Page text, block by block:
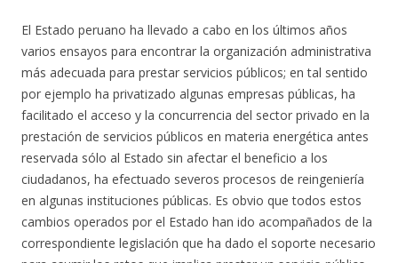
El Estado peruano ha llevado a cabo en los últimos años
varios ensayos para encontrar la organización administrativa
más adecuada para prestar servicios públicos; en tal sentido
por ejemplo ha privatizado algunas empresas públicas, ha
facilitado el acceso y la concurrencia del sector privado en la
prestación de servicios públicos en materia energética antes
reservada sólo al Estado sin afectar el beneficio a los
ciudadanos, ha efectuado severos procesos de reingeniería
en algunas instituciones públicas. Es obvio que todos estos
cambios operados por el Estado han ido acompañados de la
correspondiente legislación que ha dado el soporte necesario